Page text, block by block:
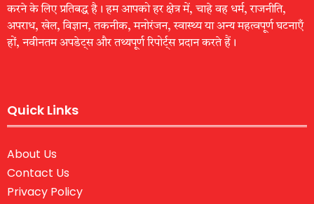
करने के लिए प्रतिबद्ध है। हम आपको हर क्षेत्र में, चाहे वह धर्म, राजनीति,
अपराध, खेल, विज्ञान, तकनीक, मनोरंजन, स्वास्थ्य या अन्य महत्वपूर्ण घटनाएँ
हों, नवीनतम अपडेट्स और तथ्यपूर्ण रिपोर्ट्स प्रदान करते हैं।
Quick Links
About Us
Contact Us
Privacy Policy